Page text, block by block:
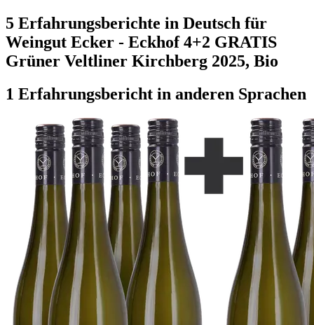
5 Erfahrungsberichte in Deutsch für
Weingut Ecker - Eckhof 4+2 GRATIS
Grüner Veltliner Kirchberg 2025, Bio
1 Erfahrungsbericht in anderen Sprachen